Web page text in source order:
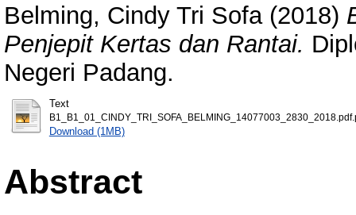
Belming, Cindy Tri Sofa(2018)
Penjepit Kertas dan Rantai.
Negeri Padang.
Text
Download (1MB)
Abstract